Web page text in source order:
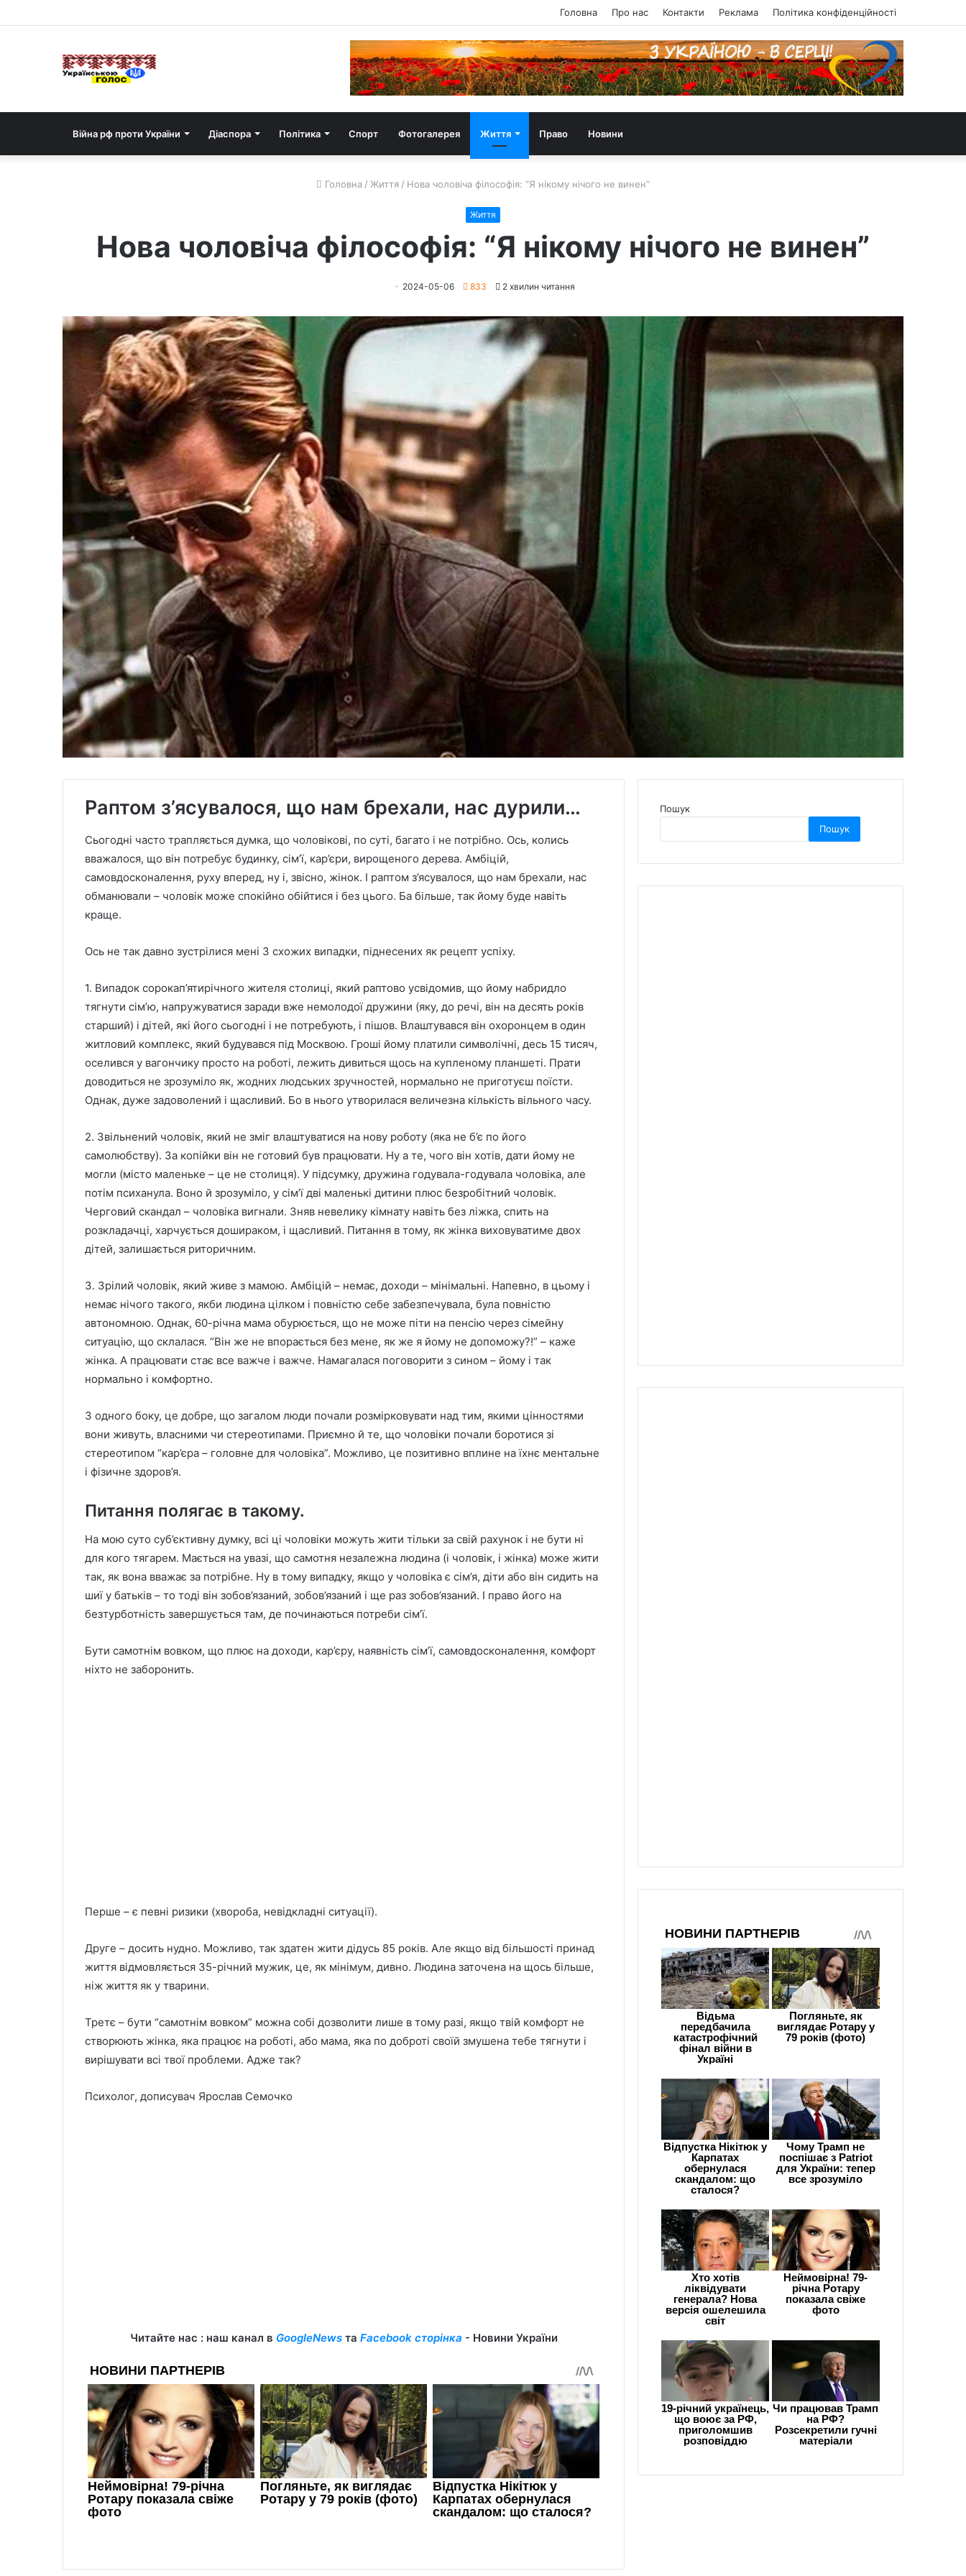
Головна Про нас Контакти Реклама Політика конфіденційності
Війна рф проти України Діаспора Політика Спорт Фотогалерея Життя Право Новини
Головна / Життя / Нова чоловіча філософія: “Я нікому нічого не винен”
Життя
Нова чоловіча філософія: “Я нікому нічого не винен”
2024-05-06 833 2 хвилин читання
Раптом з’ясувалося, що нам брехали, нас дурили…
Сьогодні часто трапляється думка, що чоловікові, по суті, багато і не потрібно. Ось, колись
вважалося, що він потребує будинку, сім’ї, кар’єри, вирощеного дерева. Амбіцій,
самовдосконалення, руху вперед, ну і, звісно, жінок. І раптом з’ясувалося, що нам брехали, нас
обманювали – чоловік може спокійно обійтися і без цього. Ба більше, так йому буде навіть
краще.
Ось не так давно зустрілися мені 3 схожих випадки, піднесених як рецепт успіху.
1. Випадок сорокап’ятирічного жителя столиці, який раптово усвідомив, що йому набридло
тягнути сім’ю, напружуватися заради вже немолодої дружини (яку, до речі, він на десять років
старший) і дітей, які його сьогодні і не потребують, і пішов. Влаштувався він охоронцем в один
житловий комплекс, який будувався під Москвою. Гроші йому платили символічні, десь 15 тисяч,
оселився у вагончику просто на роботі, лежить дивиться щось на купленому планшеті. Прати
доводиться не зрозуміло як, жодних людських зручностей, нормально не приготуєш поїсти.
Однак, дуже задоволений і щасливий. Бо в нього утворилася величезна кількість вільного часу.
2. Звільнений чоловік, який не зміг влаштуватися на нову роботу (яка не б’є по його
самолюбству). За копійки він не готовий був працювати. Ну а те, чого він хотів, дати йому не
могли (місто маленьке – це не столиця). У підсумку, дружина годувала-годувала чоловіка, але
потім психанула. Воно й зрозуміло, у сім’ї дві маленькі дитини плюс безробітний чоловік.
Черговий скандал – чоловіка вигнали. Зняв невелику кімнату навіть без ліжка, спить на
розкладачці, харчується дошираком, і щасливий. Питання в тому, як жінка виховуватиме двох
дітей, залишається риторичним.
3. Зрілий чоловік, який живе з мамою. Амбіцій – немає, доходи – мінімальні. Напевно, в цьому і
немає нічого такого, якби людина цілком і повністю себе забезпечувала, була повністю
автономною. Однак, 60-річна мама обурюється, що не може піти на пенсію через сімейну
ситуацію, що склалася. “Він же не впорається без мене, як же я йому не допоможу?!” – каже
жінка. А працювати стає все важче і важче. Намагалася поговорити з сином – йому і так
нормально і комфортно.
З одного боку, це добре, що загалом люди почали розмірковувати над тим, якими цінностями
вони живуть, власними чи стереотипами. Приємно й те, що чоловіки почали боротися зі
стереотипом “кар’єра – головне для чоловіка”. Можливо, це позитивно вплине на їхнє ментальне
і фізичне здоров’я.
Питання полягає в такому.
На мою суто суб’єктивну думку, всі ці чоловіки можуть жити тільки за свій рахунок і не бути ні
для кого тягарем. Мається на увазі, що самотня незалежна людина (і чоловік, і жінка) може жити
так, як вона вважає за потрібне. Ну в тому випадку, якщо у чоловіка є сім’я, діти або він сидить на
шиї у батьків – то тоді він зобов’язаний, зобов’язаний і ще раз зобов’язаний. І право його на
безтурботність завершується там, де починаються потреби сім’ї.
Бути самотнім вовком, що плює на доходи, кар’єру, наявність сім’ї, самовдосконалення, комфорт
ніхто не заборонить.
Перше – є певні ризики (хвороба, невідкладні ситуації).
Друге – досить нудно. Можливо, так здатен жити дідусь 85 років. Але якщо від більшості принад
життя відмовляється 35-річний мужик, це, як мінімум, дивно. Людина заточена на щось більше,
ніж життя як у тварини.
Третє – бути “самотнім вовком” можна собі дозволити лише в тому разі, якщо твій комфорт не
створюють жінка, яка працює на роботі, або мама, яка по доброті своїй змушена тебе тягнути і
вирішувати всі твої проблеми. Адже так?
Психолог, дописувач Ярослав Семочко
Читайте нас : наш канал в GoogleNewsта Facebook сторінка - Новини України
Пошук
Пошук